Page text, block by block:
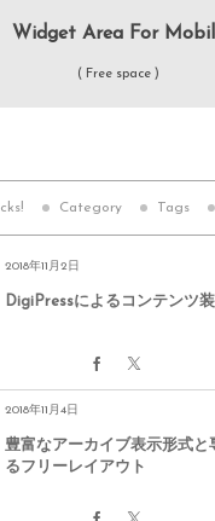
タイトル #2'
#2 のキャプションを
こちら'
digipress.info/'
Widget Area For
( Free space )
Category Tags
2018年11月2日
DigiPressによるコンテンツ
2018年11月4日
豊富なアーカイブ表示形式と
るフリーレイアウト